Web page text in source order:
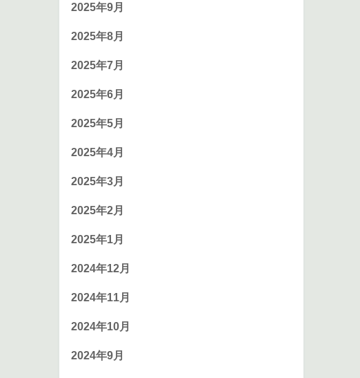
2025年9月
2025年8月
2025年7月
2025年6月
2025年5月
2025年4月
2025年3月
2025年2月
2025年1月
2024年12月
2024年11月
2024年10月
2024年9月